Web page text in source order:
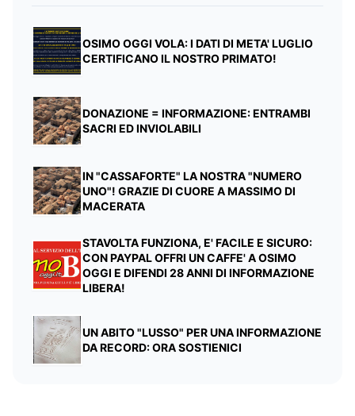
OSIMO OGGI VOLA: I DATI DI META' LUGLIO
CERTIFICANO IL NOSTRO PRIMATO!
DONAZIONE = INFORMAZIONE: ENTRAMBI
SACRI ED INVIOLABILI
IN "CASSAFORTE" LA NOSTRA "NUMERO
UNO"! GRAZIE DI CUORE A MASSIMO DI
MACERATA
STAVOLTA FUNZIONA, E' FACILE E SICURO:
CON PAYPAL OFFRI UN CAFFE' A OSIMO
OGGI E DIFENDI 28 ANNI DI INFORMAZIONE
LIBERA!
UN ABITO "LUSSO" PER UNA INFORMAZIONE
DA RECORD: ORA SOSTIENICI